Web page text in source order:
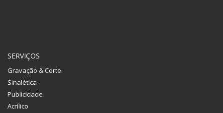
SERVIÇOS
Gravação & Corte
Sinalética
Publicidade
Acrílico